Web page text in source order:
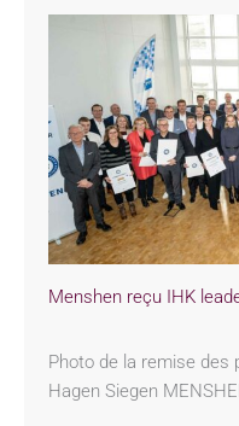
Menshen reçu IHK
Photo de la remise des
Hagen Siegen